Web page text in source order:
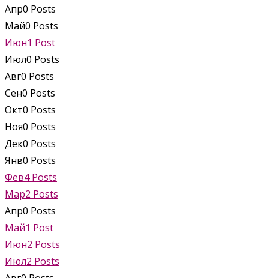
Апр0 Posts
Май0 Posts
Июн1 Post
Июл0 Posts
Авг0 Posts
Сен0 Posts
Окт0 Posts
Ноя0 Posts
Дек0 Posts
Янв0 Posts
Фев4 Posts
Мар2 Posts
Апр0 Posts
Май1 Post
Июн2 Posts
Июл2 Posts